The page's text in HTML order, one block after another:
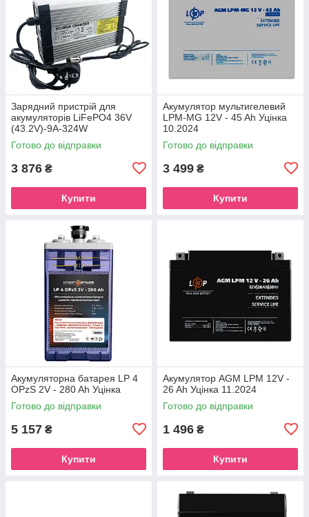
Зарядний пристрій для
акумуляторів LiFePO4 36V
(43.2V)-9A-324W
Готово до відправки
3 876 ₴
Купити
Акумулятор мультигелевий
LPM-MG 12V - 45 Ah Уцінка
10.2024
Готово до відправки
3 499 ₴
Купити
Акумуляторна батарея LP 4
OPzS 2V - 280 Ah Уцінка
Готово до відправки
5 157 ₴
Купити
Акумулятор AGM LPM 12V -
26 Ah Уцінка 11.2024
Готово до відправки
1 496 ₴
Купити